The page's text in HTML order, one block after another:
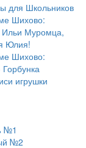
для Школьников
Шихово:
Ильи Муромца,
Юлия!
Шихово:
игрушки
№1
№2